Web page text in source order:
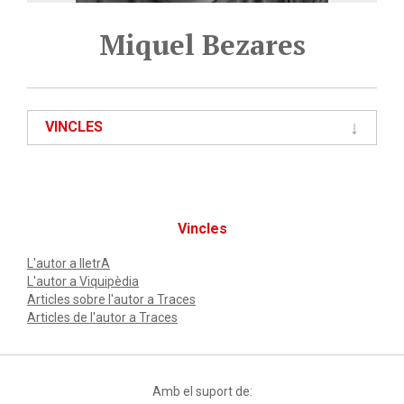
Miquel Bezares
VINCLES
Vincles
L'autor a lletrA
L'autor a Viquipèdia
Articles sobre l'autor a Traces
Articles de l'autor a Traces
Amb el suport de: